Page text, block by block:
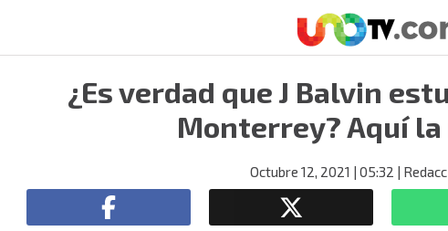
¿Es verdad que J Balvin
Monterrey? Aquí
Octubre 12, 2021 | 05:32 |